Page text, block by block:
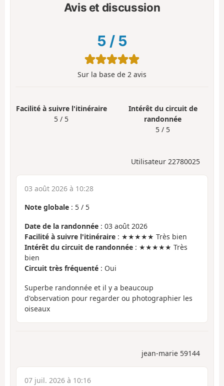
Avis et discussion
5 / 5
Sur la base de 2 avis
Facilité à suivre l'itinéraire
5 / 5
Intérêt du circuit de
randonnée
5 / 5
Utilisateur 22780025
03 août 2026 à 10:28
Note globale : 5 / 5
Date de la randonnée : 03 août 2026
Facilité à suivre l'itinéraire : ★★★★★ Très bien
Intérêt du circuit de randonnée : ★★★★★ Très
bien
Circuit très fréquenté : Oui
Superbe randonnée et il y a beaucoup
d'observation pour regarder ou photographier les
oiseaux
jean-marie 59144
07 juil. 2026 à 10:16